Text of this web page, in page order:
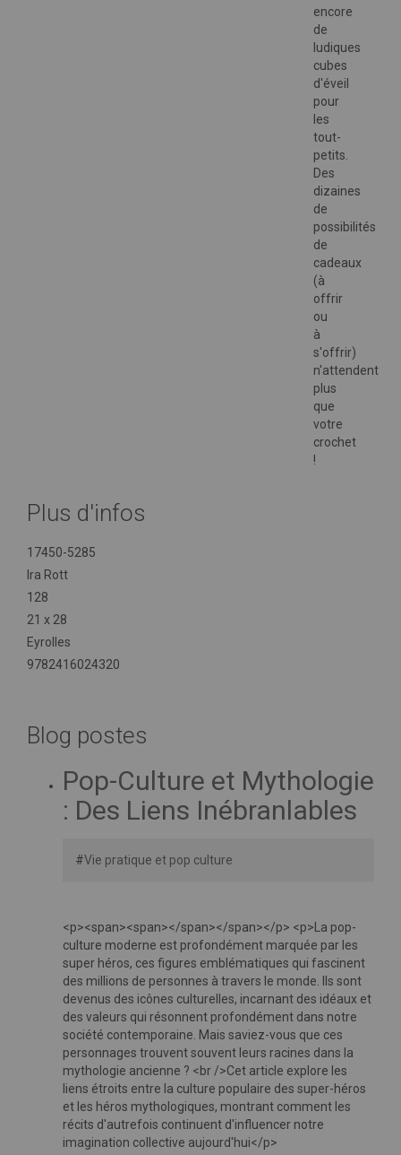
encore
de
ludiques
cubes
d'éveil
pour
les
tout-
petits.
Des
dizaines
de
possibilités
de
cadeaux
(à
offrir
ou
à
s'offrir)
n'attendent
plus
que
votre
crochet
!
Plus d'infos
Plus
d'infos
17450-5285
Ira Rott
128
21 x 28
Eyrolles
9782416024320
Blog postes
Pop-Culture et Mythologie
: Des Liens Inébranlables
#Vie pratique et pop culture
<p><span><span></span></span></p> <p>La pop-
culture moderne est profondément marquée par les
super héros, ces figures emblématiques qui fascinent
des millions de personnes à travers le monde. Ils sont
devenus des icônes culturelles, incarnant des idéaux et
des valeurs qui résonnent profondément dans notre
société contemporaine. Mais saviez-vous que ces
personnages trouvent souvent leurs racines dans la
mythologie ancienne ? <br />Cet article explore les
liens étroits entre la culture populaire des super-héros
et les héros mythologiques, montrant comment les
récits d'autrefois continuent d'influencer notre
imagination collective aujourd'hui</p>